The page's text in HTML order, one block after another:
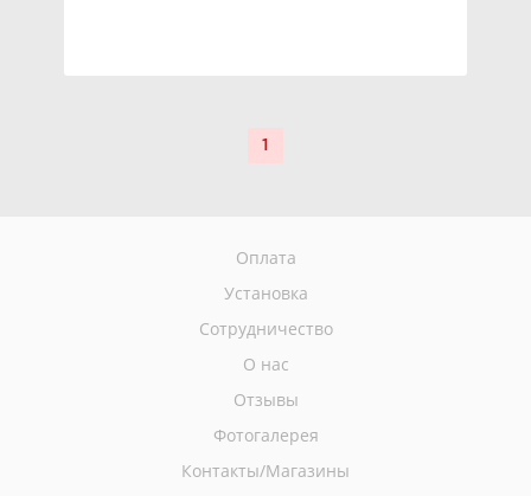
1
Оплата
Установка
Сотрудничество
О нас
Отзывы
Фотогалерея
Контакты/Магазины